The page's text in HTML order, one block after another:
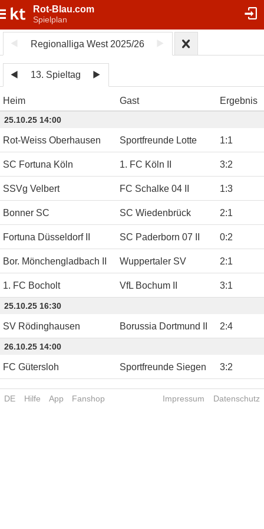
Rot-Blau.com
Spielplan
Regionalliga West 2025/26
13. Spieltag
Heim Gast Ergebnis
25.10.25 14:00
Rot-Weiss Oberhausen Sportfreunde Lotte 1:1
SC Fortuna Köln 1. FC Köln II 3:2
SSVg Velbert FC Schalke 04 II 1:3
Bonner SC SC Wiedenbrück 2:1
Fortuna Düsseldorf II SC Paderborn 07 II 0:2
Bor. Mönchengladbach II Wuppertaler SV 2:1
1. FC Bocholt VfL Bochum II 3:1
25.10.25 16:30
SV Rödinghausen Borussia Dortmund II 2:4
26.10.25 14:00
FC Gütersloh Sportfreunde Siegen 3:2
DE Hilfe App Fanshop Impressum Datenschutz